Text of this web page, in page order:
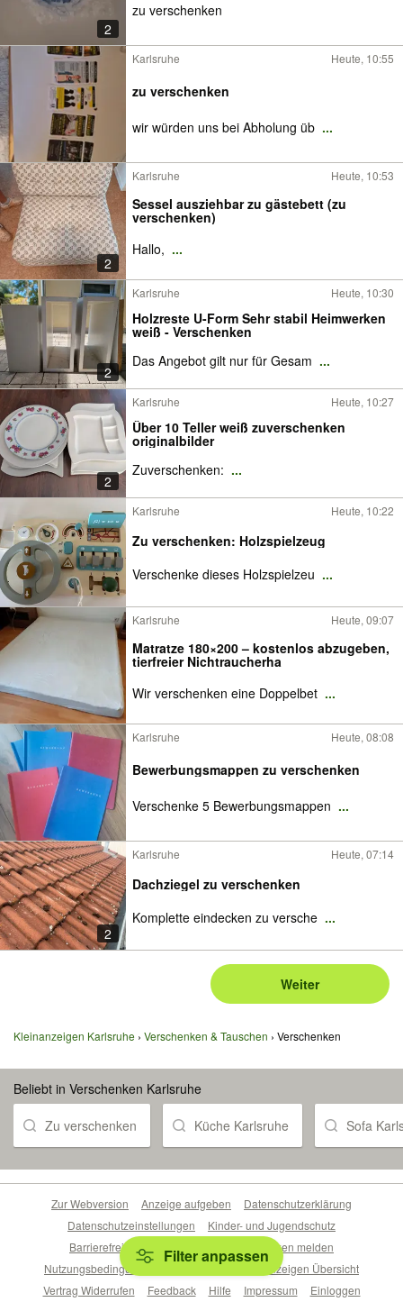
2
zu verschenken
Karlsruhe Heute, 10:55
zu verschenken
wir würden uns bei Abholung üb ...
2
Karlsruhe Heute, 10:53
Sessel ausziehbar zu gästebett (zu
verschenken)
Hallo, ...
2
Karlsruhe Heute, 10:30
Holzreste U-Form Sehr stabil Heimwerken
weiß - Verschenken
Das Angebot gilt nur für Gesam ...
2
Karlsruhe Heute, 10:27
Über 10 Teller weiß zuverschenken
originalbilder
Zuverschenken: ...
Karlsruhe Heute, 10:22
Zu verschenken: Holzspielzeug
Verschenke dieses Holzspielzeu ...
Karlsruhe Heute, 09:07
Matratze 180×200 – kostenlos abzugeben,
tierfreier Nichtraucherha
Wir verschenken eine Doppelbet ...
Karlsruhe Heute, 08:08
Bewerbungsmappen zu verschenken
Verschenke 5 Bewerbungsmappen ...
2
Karlsruhe Heute, 07:14
Dachziegel zu verschenken
Komplette eindecken zu versche ...
Weiter
Kleinanzeigen Karlsruhe Verschenken & Tauschen Verschenken
Beliebt in Verschenken Karlsruhe
Zu verschenken Küche Karlsruhe Sofa
Filter anpassen
Zur Webversion Anzeige aufgeben
Datenschutzerklärung
Datenschutzeinstellungen
Kinder- und Jugendschutz
Barrierefreiheitserklärung
Sicherheitslücken melden
Nutzungsbedingungen
Beliebte Suchen
Anzeigen Übersicht
Vertrag Widerrufen
Feedback Hilfe Impressum Einloggen